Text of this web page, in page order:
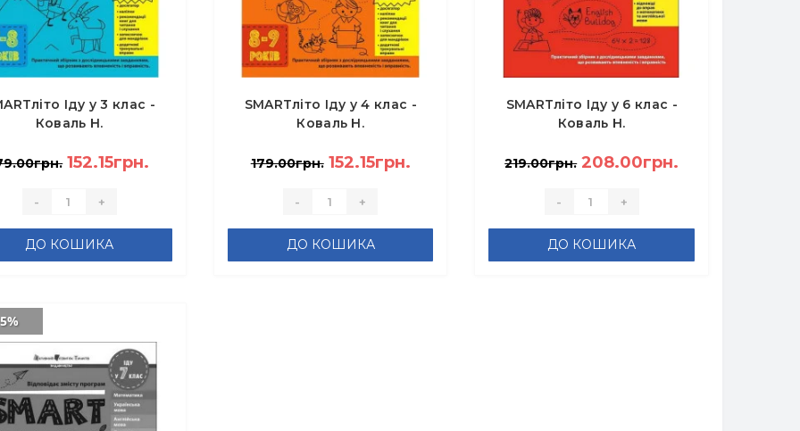
Іду у 3 клас -
Коваль Н.
152.15грн.
- +
ДО КОШИКА
SMARTліто Іду у 4 клас -
Коваль Н.
179.00грн. 152.15грн.
- +
ДО КОШИКА
SMARTліто Іду у 6 клас -
Коваль Н.
219.00грн. 208.00грн.
- +
ДО КОШИКА